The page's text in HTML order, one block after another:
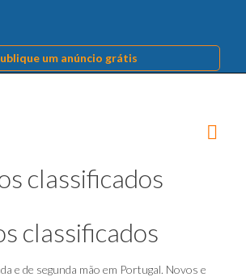
um anúncio grátis
classificados
e de segunda mão em Portugal. Novos e